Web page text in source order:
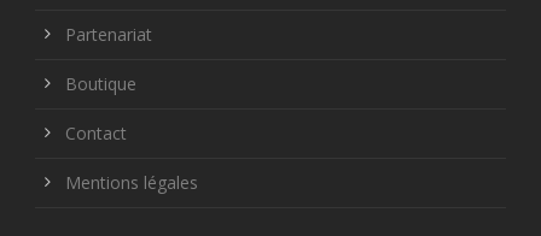
Partenariat
Boutique
Contact
Mentions légales